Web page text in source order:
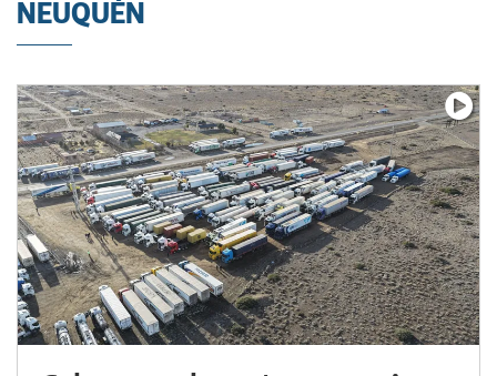
NEUQUÉN